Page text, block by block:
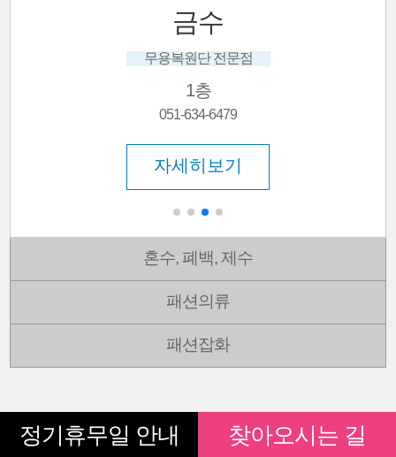
금수
무용복원단 전문점
1층
051-634-6479
자세히보기
혼수, 폐백, 제수
패션의류
패션잡화
정기휴무일 안내 찾아오시는 길